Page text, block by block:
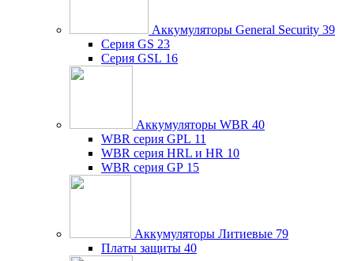
Аккумуляторы General Security 39
Серия GS 23
Серия GSL 16
Аккумуляторы WBR 40
WBR серия GPL 11
WBR серия HRL и HR 10
WBR серия GP 15
Аккумуляторы Литиевые 79
Платы защиты 40